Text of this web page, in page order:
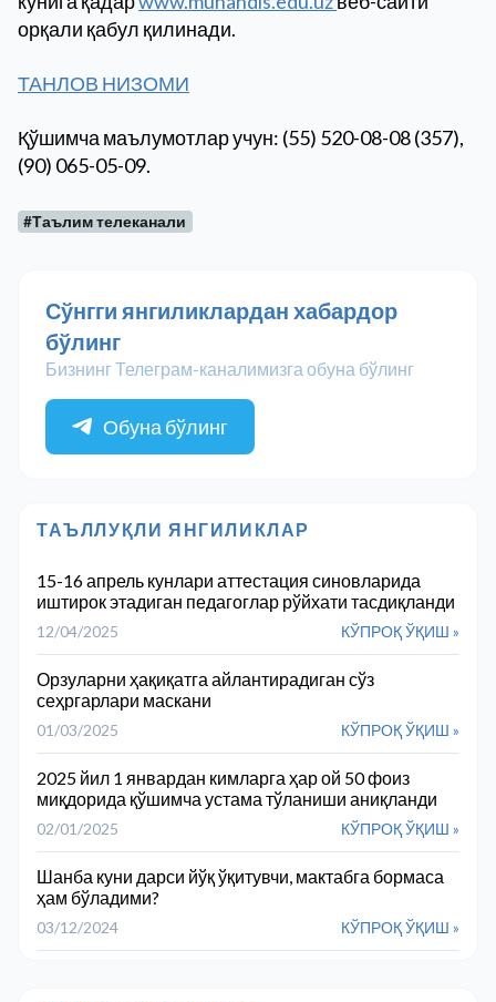
орқали қабул қилинади.
ТАНЛОВ НИЗОМИ
Қўшимча маълумотлар учун: (55) 520-08-08 (357),
(90) 065-05-09.
#Таълим телеканали
Сўнгги янгиликлардан хабардор
бўлинг
Бизнинг Телеграм-каналимизга обуна бўлинг
Обуна бўлинг
ТАЪЛЛУҚЛИ ЯНГИЛИКЛАР
15-16 апрель кунлари аттестация синовларида
иштирок этадиган педагоглар рўйхати тасдиқланди
12/04/2025 КЎПРОҚ ЎҚИШ »
Орзуларни ҳақиқатга айлантирадиган сўз
сеҳргарлари маскани
01/03/2025 КЎПРОҚ ЎҚИШ »
2025 йил 1 январдан кимларга ҳар ой 50 фоиз
миқдорида қўшимча устама тўланиши аниқланди
02/01/2025 КЎПРОҚ ЎҚИШ »
Шанба куни дарси йўқ ўқитувчи, мактабга бормаса
ҳам бўладими?
03/12/2024 КЎПРОҚ ЎҚИШ »